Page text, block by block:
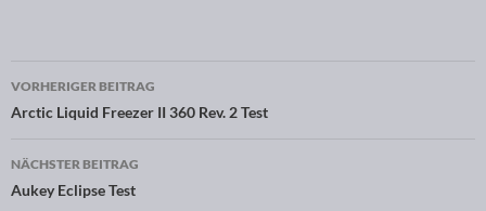
Beitragsnavigation
VORHERIGER BEITRAG
Arctic Liquid Freezer II 360 Rev. 2 Test
NÄCHSTER BEITRAG
Aukey Eclipse Test